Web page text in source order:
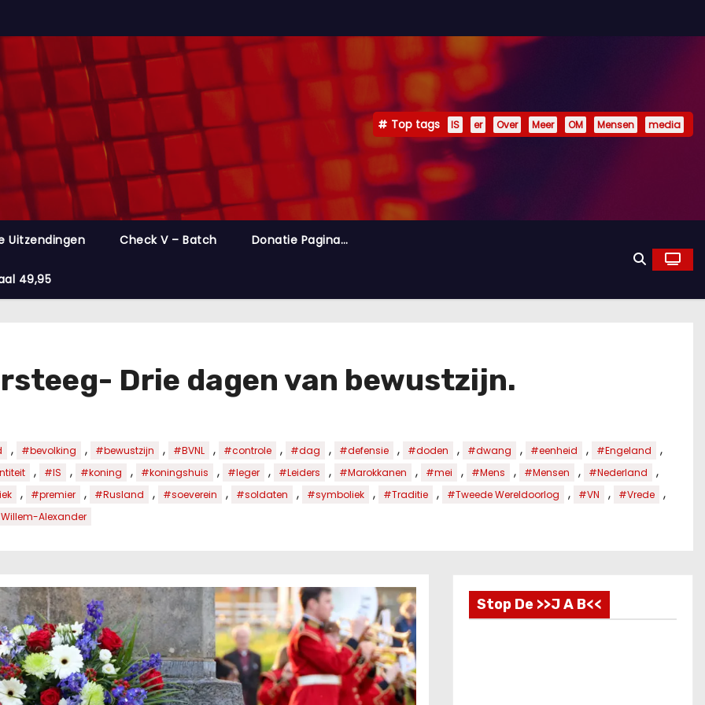
Top tags IS er Over Meer OM Mensen media
Uitzendingen Check V – Batch Donatie Pagina…
49,95
Drie dagen van bewustzijn.
, #bevolking , #bewustzijn , #BVNL , #controle , #dag , #defensie , #doden , #dwang , #eenheid , #Engeland ,
, #IS , #koning , #koningshuis , #leger , #Leiders , #Marokkanen , #mei , #Mens , #Mensen , #Nederland ,
, #premier , #Rusland , #soeverein , #soldaten , #symboliek , #Traditie , #Tweede Wereldoorlog , #VN , #Vrede ,
Alexander
Stop De >>J A B<<